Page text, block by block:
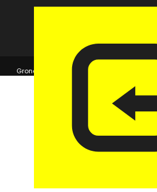
© 2026
Grondposities
365Beheer & GaragePark